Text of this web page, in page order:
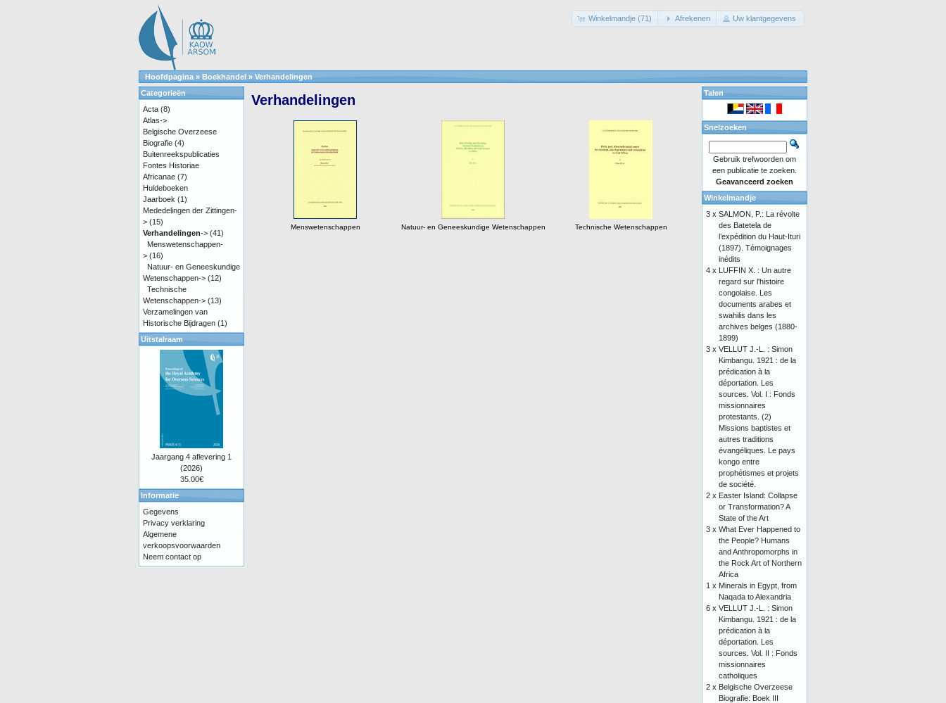
Winkelmandje (71) Afrekenen Uw klantgegevens
Hoofdpagina » Boekhandel » Verhandelingen
Verhandelingen
Menswetenschappen Natuur- en Geneeskundige Wetenschappen Technische Wetenschappen
Categorieën
Acta (8)
Atlas->
Belgische Overzeese
Biografie (4)
Buitenreekspublicaties
Fontes Historiae
Africanae (7)
Huldeboeken
Jaarboek (1)
Mededelingen der Zittingen-
> (15)
Verhandelingen-> (41)
Menswetenschappen-
> (16)
Natuur- en Geneeskundige
Wetenschappen-> (12)
Technische
Wetenschappen-> (13)
Verzamelingen van
Historische Bijdragen (1)
Uitstalraam
Jaargang 4 aflevering 1
(2026)
35.00€
Informatie
Gegevens
Privacy verklaring
Algemene
verkoopsvoorwaarden
Neem contact op
Talen
Snelzoeken
Gebruik trefwoorden om
een publicatie te zoeken.
Geavanceerd zoeken
Winkelmandje
3 x SALMON, P.: La révolte
des Batetela de
l’expédition du Haut-Ituri
(1897). Témoignages
inédits
4 x LUFFIN X. : Un autre
regard sur l'histoire
congolaise. Les
documents arabes et
swahilis dans les
archives belges (1880-
1899)
3 x VELLUT J.-L. : Simon
Kimbangu. 1921 : de la
prédication à la
déportation. Les
sources. Vol. I : Fonds
missionnaires
protestants. (2)
Missions baptistes et
autres traditions
évangéliques. Le pays
kongo entre
prophétismes et projets
de société.
2 x Easter Island: Collapse
or Transformation? A
State of the Art
3 x What Ever Happened to
the People? Humans
and Anthropomorphs in
the Rock Art of Northern
Africa
1 x Minerals in Egypt, from
Naqada to Alexandria
6 x VELLUT J.-L. : Simon
Kimbangu. 1921 : de la
prédication à la
déportation. Les
sources. Vol. II : Fonds
missionnaires
catholiques
2 x Belgische Overzeese
Biografie: Boek III